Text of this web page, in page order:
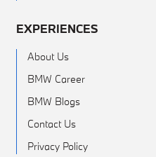
EXPERIENCES
About Us
BMW Career
BMW Blogs
Contact Us
Privacy Policy